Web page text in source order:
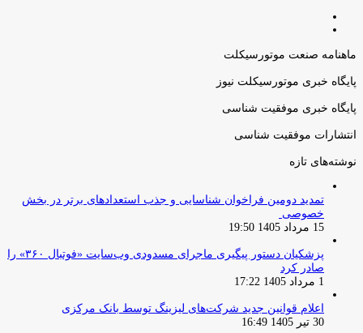
ماهنامه صنعت موتورسیکلت
پایگاه خبری موتورسیکلت نیوز
پایگاه خبری موفقیت شناسی
انتشارات موفقیت شناسی
نوشته‌های تازه
تمدید دومین فراخوان شناسایی و جذب استعدادهای برتر در بخش
خصوصی
15 مرداد 1405 19:50
پزشکیان دستور پیگیری ماجرای مسدودی وب‌سایت «فوتبال ۳۶۰» را
صادر کرد
1 مرداد 1405 17:22
اعلام قوانین جدید شرکت‌های لیزینگ توسط بانک مرکزی
30 تیر 1405 16:49